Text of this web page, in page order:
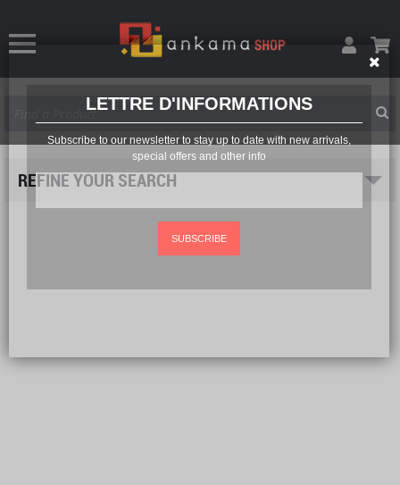
LETTRE D'INFORMATIONS
Subscribe to our newsletter to stay up to date with new arrivals,
special offers and other info
SUBSCRIBE
REFINE YOUR SEARCH